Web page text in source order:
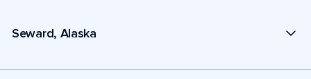
Seward, Alaska